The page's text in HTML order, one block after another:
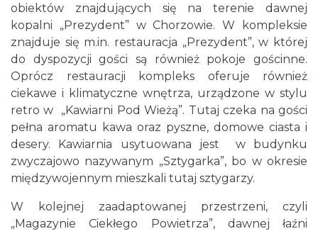
obiektów znajdujących się na terenie dawnej
kopalni „Prezydent” w Chorzowie. W kompleksie
znajduje się m.in. restauracja „Prezydent”, w której
do dyspozycji gości są również pokoje gościnne.
Oprócz restauracji kompleks oferuje również
ciekawe i klimatyczne wnętrza, urządzone w stylu
retro w „Kawiarni Pod Wieżą”. Tutaj czeka na gości
pełna aromatu kawa oraz pyszne, domowe ciasta i
desery. Kawiarnia usytuowana jest w budynku
zwyczajowo nazywanym „Sztygarka”, bo w okresie
międzywojennym mieszkali tutaj sztygarzy.
W kolejnej zaadaptowanej przestrzeni, czyli
„Magazynie Ciekłego Powietrza”, dawnej łaźni